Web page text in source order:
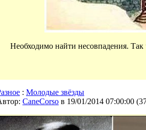
Необходимо найти несовпадения.
: Молодые звёзды
CaneCorso в 19/01/2014 07:00:00 (